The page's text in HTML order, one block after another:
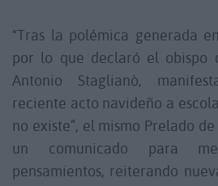
“Tras la polémica generada
por lo que declaró el obispo
Antonio Staglianò,
reciente acto navideño a
no existe”, el mismo Prelado
un comunicado para
pensamientos, reiterando